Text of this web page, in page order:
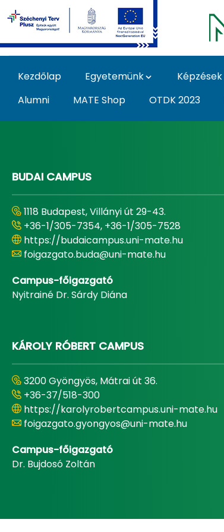
Ugrás a fő tartalomhoz
Kezdőlap Egyetemünk Képzések
Alumni
MATE Shop OTDK 2023
BUDAI CAMPUS
1118 Budapest, Villányi út 29-43.
+36-1/305-7354, +36-1/305-7528
https://budaicampus.uni-mate.hu
foigazgato.buda@uni-mate.hu
Campus-főigazgató
Nyitrainé Dr. Sárdy Diána
KÁROLY RÓBERT CAMPUS
3200 Gyöngyös, Mátrai út 36.
+36-37/518-300
https://karolyrobertcampus.uni-mate.hu
foigazgato.gyongyos@uni-mate.hu
Campus-főigazgató
Dr. Bujdosó Zoltán